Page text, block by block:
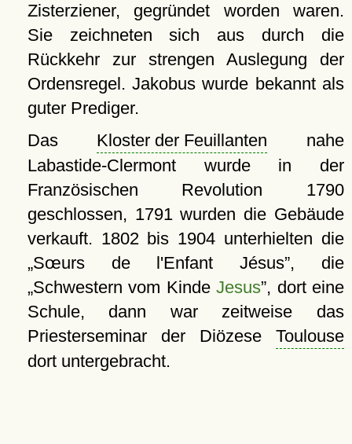
Zisterziener, gegründet worden waren.
Sie zeichneten sich aus durch die
Rückkehr zur strengen Auslegung der
Ordensregel. Jakobus wurde bekannt als
guter Prediger.
Das Kloster der Feuillanten nahe
Labastide-Clermont wurde in der
Französischen Revolution 1790
geschlossen, 1791 wurden die Gebäude
verkauft. 1802 bis 1904 unterhielten die
Sœurs de l'Enfant Jésus , die
Schwestern vom KindeJesus , dort eine
Schule, dann war zeitweise das
Priesterseminar der Diözese Toulouse
dort untergebracht.